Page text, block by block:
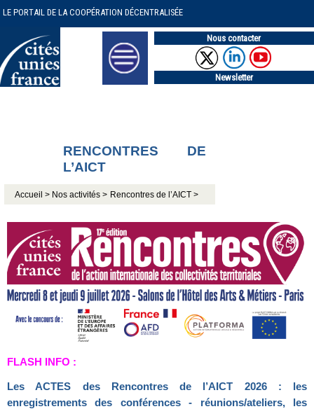
LE PORTAIL DE LA COOPÉRATION DÉCENTRALISÉE
Nous contacter
Newsletter
RENCONTRES DE
L’AICT
Accueil > Nos activités > Rencontres de l’AICT >
FLASH INFO :
Les ACTES des Rencontres de l’AICT 2026 : les
enregistrements des conférences - réunions/ateliers, les